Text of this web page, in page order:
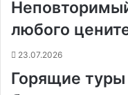
к
любого
23.07.2026
Горящие